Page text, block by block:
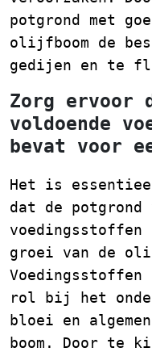
potgrond met
olijfboom de
gedijen en te
Zorg ervoor
voldoende
bevat voor
Het is
dat de potgrond
voedingsstoffen
groei van de
rol bij het
bloei en
boom. Door te